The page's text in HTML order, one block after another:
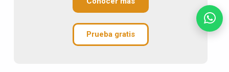
Prueba gratis